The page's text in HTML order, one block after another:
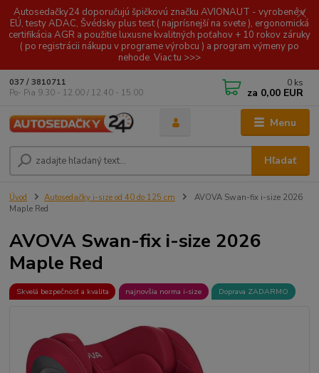
Autosedačky24 doporučujú špičkovú značku AVIONAUT - vyrobené v
EÚ, testy ADAC, Švédsky plus test ( najprísnejší na svete ), ergonomická
certifikácia AGR a použitie luxusne kvalitných poťahov + 10 rokov záruky
( po registrácii nákupu v programe výrobcu ) a program výmeny po
nehode. Viac tu >>>
Menu
Hľadať
037 / 3810711
Po- Pia 9.30 - 12.00 / 12.40 - 15.00
0 ks
za 0,00 EUR
Úvod Autosedačky i-size od 40 do 125 cm
AVOVA Swan-fix i-size 2026
Maple Red
AVOVA Swan-fix i-size 2026
Maple Red
Skvelá bezpečnosť a kvalita najnovšia norma i-size Doprava ZADARMO